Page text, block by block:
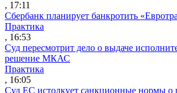
, 17:11
Сбербанк планирует банкротить
Практика
, 16:53
Суд пересмотрит дело о выдаче
решение МКАС
Практика
, 16:05
Суд ЕС истолкует санкционные нормы о